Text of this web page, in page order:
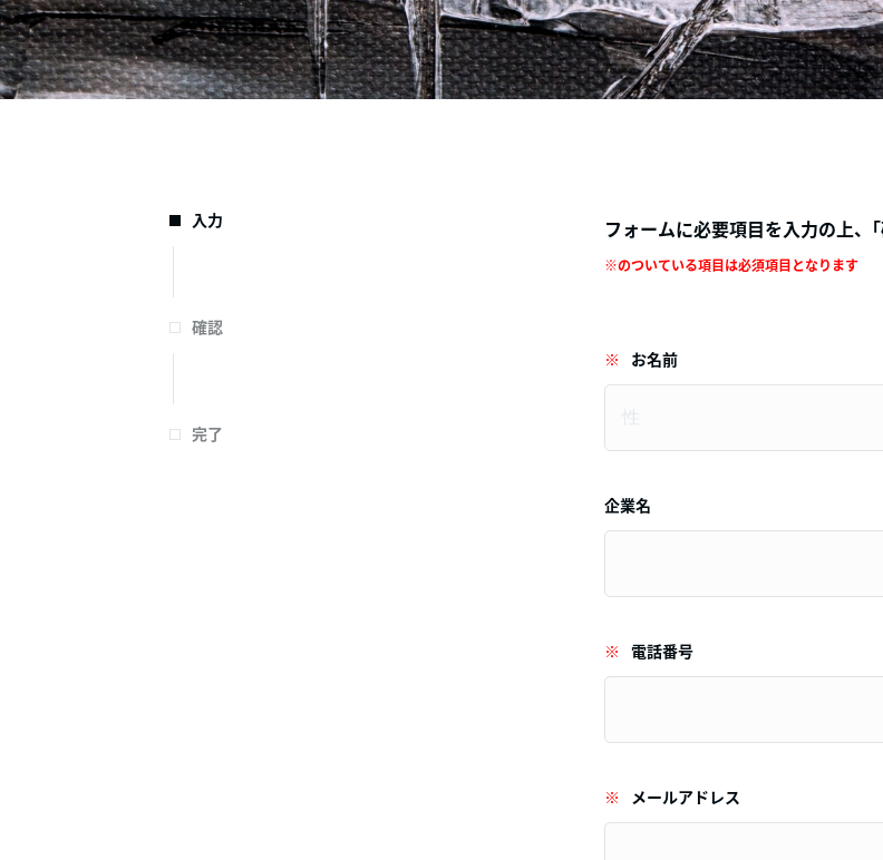
入力
確認
完了
フォームに必要項目を入力の上、
※のついている項目は必須項目となります
※ お名前
企業名
※ 電話番号
※ メールアドレス